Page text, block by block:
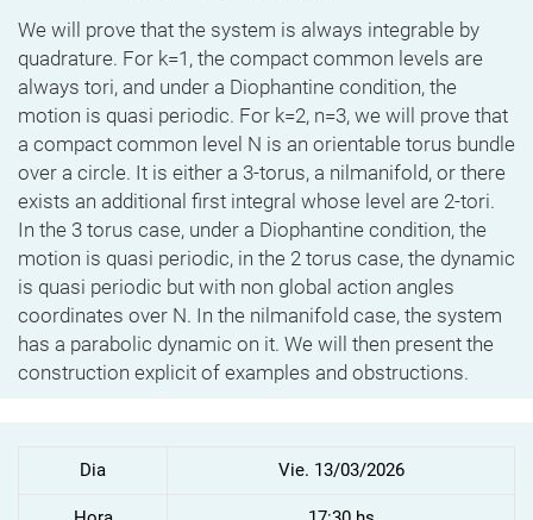
We will prove that the system is always integrable by
quadrature. For k=1, the compact common levels are
always tori, and under a Diophantine condition, the
motion is quasi periodic. For k=2, n=3, we will prove that
a compact common level N is an orientable torus bundle
over a circle. It is either a 3-torus, a nilmanifold, or there
exists an additional first integral whose level are 2-tori.
In the 3 torus case, under a Diophantine condition, the
motion is quasi periodic, in the 2 torus case, the dynamic
is quasi periodic but with non global action angles
coordinates over N. In the nilmanifold case, the system
has a parabolic dynamic on it. We will then present the
construction explicit of examples and obstructions.
Dia Vie. 13/03/2026